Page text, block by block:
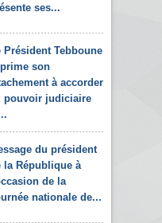
ses...
Président Tebboune
son
à accorder
pouvoir judiciaire
du président
la République à
de la
nationale de...